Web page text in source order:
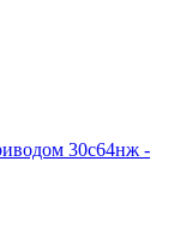
30с64нж -